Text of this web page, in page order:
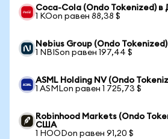
Coca-Cola (Ondo Tokenized)
1 KOon равен 88,38 $
Nebius Group (Ondo
1 NBISon равен 197,44 $
ASML Holding NV (Ondo
1 ASMLon равен 1 725,73 $
Robinhood Markets (Ondo
США
1 HOODon равен 91,20 $